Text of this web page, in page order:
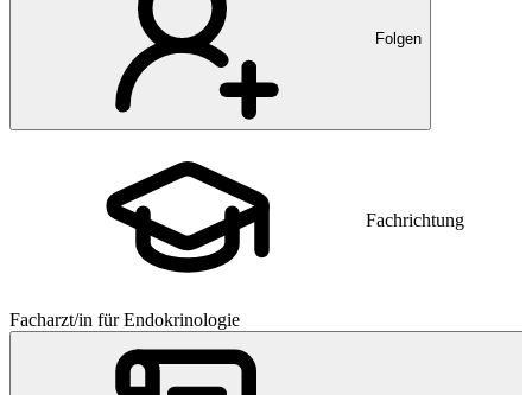
Folgen
Fachrichtung
Facharzt/in für Endokrinologie